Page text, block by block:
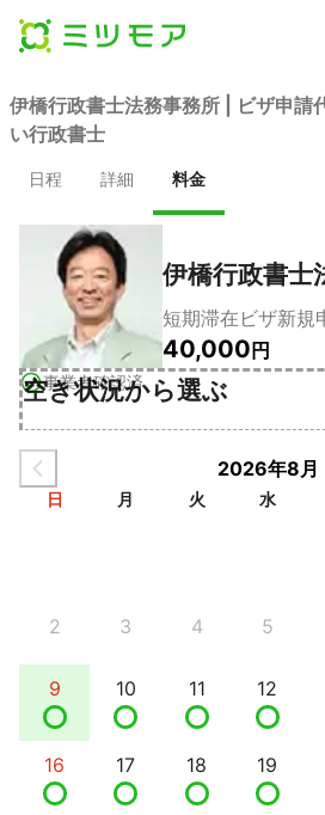
伊橋行政書士法務事務所 | ビザ申請
い行政書士
日程 詳細 料金
事業者確認済
伊橋行政書士
短期滞在ビザ新規
40,000 円
空き状況から選ぶ
2026年8月
日 月 火 水
2 3 4 5
9 10 11 12
16 17 18 19